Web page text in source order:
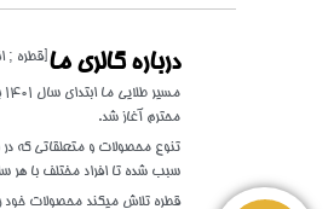
درباره گالری ما [قطره ;
محترم آغاز شد.
تنوع محصولات و متعلقاتی که
سبب شده تا افراد مختلف با هر
قطره تلاش میکند محصولات خود را